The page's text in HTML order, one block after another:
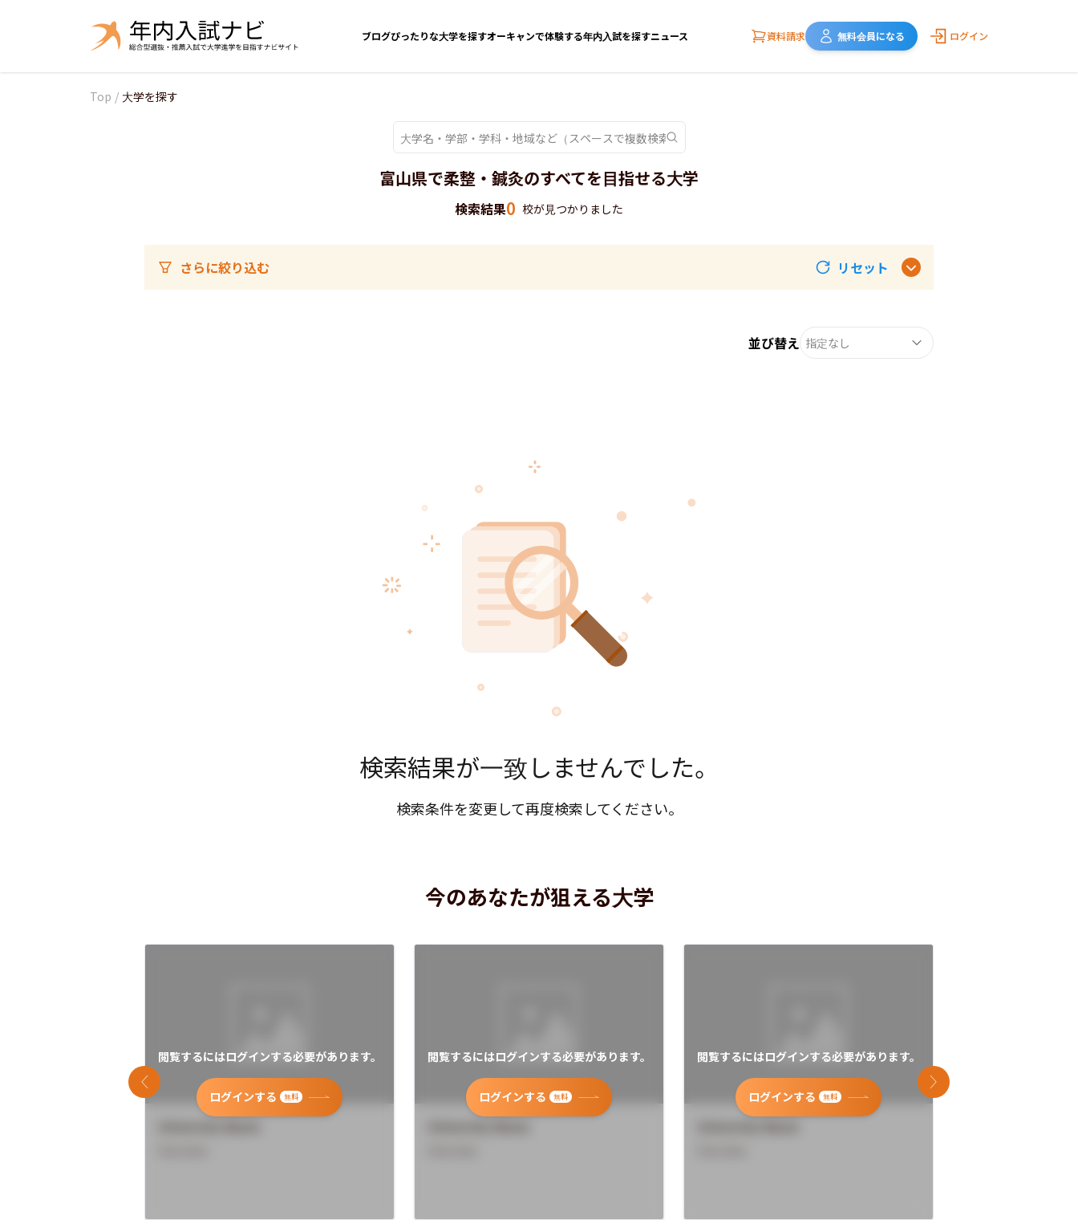
ブログぴったりな大学を探すオーキャンで体験する年内入試を探すニュース 資料請求 無料会員になる ログイン
Top / 大学を探す
富山県で柔整・鍼灸のすべてを目指せる大学
検索結果0 校が見つかりました
さらに絞り込む リセット
並び替え 指定なし
検索結果が一致しませんでした。
検索条件を変更して再度検索してください。
今のあなたが狙える大学
閲覧するにはログインする必要があります。
ログインする 無料
閲覧するにはログインする必要があります。
ログインする 無料
閲覧するにはログインする必要があります。
ログインする 無料
前のスライド 次のスライド